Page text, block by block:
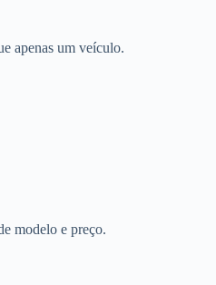
apenas um veículo.
modelo e preço.